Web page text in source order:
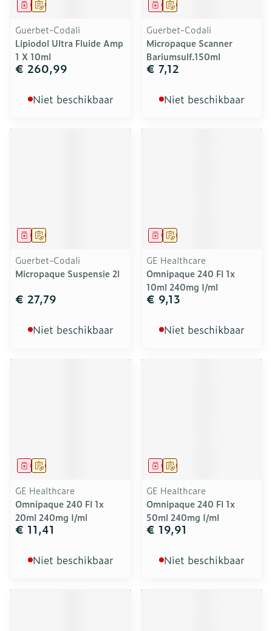
Op voorschrift
Geneesmiddel
Guerbet-Codali
Lipiodol Ultra Fluide Amp
1 X 10ml
€ 260,99
Niet beschikbaar
Op voorschrift
Geneesmiddel
Guerbet-Codali
Micropaque Scanner
Bariumsulf.150ml
€ 7,12
Niet beschikbaar
Op voorschrift
Geneesmiddel
Guerbet-Codali
Micropaque Suspensie 2l
€ 27,79
Niet beschikbaar
Op voorschrift
Geneesmiddel
GE Healthcare
Omnipaque 240 Fl 1x
10ml 240mg I/ml
€ 9,13
Niet beschikbaar
Op voorschrift
Geneesmiddel
GE Healthcare
Omnipaque 240 Fl 1x
20ml 240mg I/ml
€ 11,41
Niet beschikbaar
Op voorschrift
Geneesmiddel
GE Healthcare
Omnipaque 240 Fl 1x
50ml 240mg I/ml
€ 19,91
Niet beschikbaar